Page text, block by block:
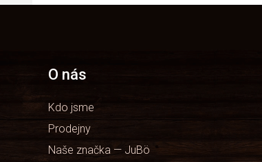
O nás
Kdo jsme
Prodejny
Naše značka — JuBö